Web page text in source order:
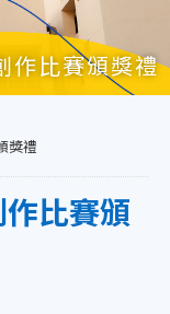
作比賽頒獎禮
獎禮
比賽頒